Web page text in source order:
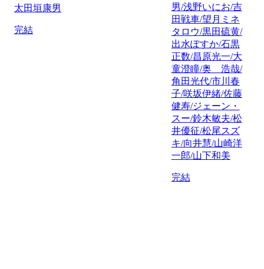
太田垣康男
完結
男/浅野いにお/吉
田戦車/望月ミネ
タロウ/黒田硫黄/
出水ぽすか/石黒
正数/昌原光一/大
童澄瞳/奥 浩哉/
角田光代/市川春
子/咲坂伊緒/佐藤
健寿/ジェーン・
スー/鈴木敏夫/松
井優征/松尾スズ
キ/向井慧/山崎洋
一郎/山下和美
完結